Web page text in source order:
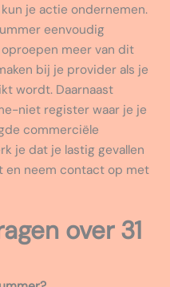
je actie ondernemen.
eenvoudig
meer van dit
bij je provider als je
wordt. Daarnaast
niet register waar je je
commerciële
je dat je lastig gevallen
en neem contact op met
over 31